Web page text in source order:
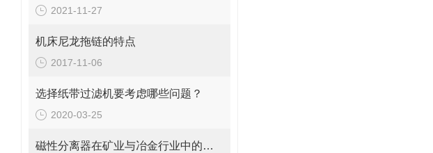
2021-11-27
机床尼龙拖链的特点
2017-11-06
选择纸带过滤机要考虑哪些问题？
2020-03-25
磁性分离器在矿业与冶金行业中的关键作用